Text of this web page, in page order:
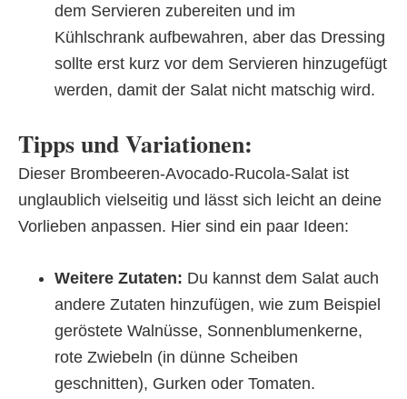
dem Servieren zubereiten und im
Kühlschrank aufbewahren, aber das Dressing
sollte erst kurz vor dem Servieren hinzugefügt
werden, damit der Salat nicht matschig wird.
Tipps und Variationen:
Dieser Brombeeren-Avocado-Rucola-Salat ist
unglaublich vielseitig und lässt sich leicht an deine
Vorlieben anpassen. Hier sind ein paar Ideen:
Weitere Zutaten: Du kannst dem Salat auch
andere Zutaten hinzufügen, wie zum Beispiel
geröstete Walnüsse, Sonnenblumenkerne,
rote Zwiebeln (in dünne Scheiben
geschnitten), Gurken oder Tomaten.